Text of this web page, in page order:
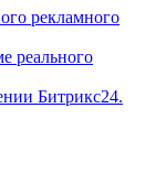
рекламного
реального
Битрикс24.